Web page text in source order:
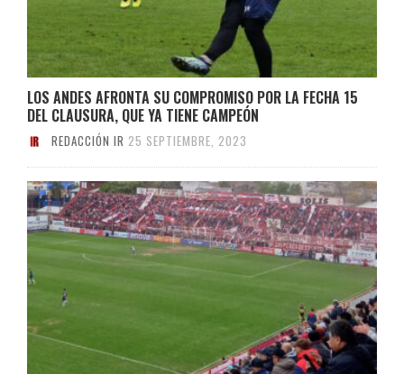
LOS ANDES AFRONTA SU COMPROMISO POR LA FECHA 15
DEL CLAUSURA, QUE YA TIENE CAMPEÓN
REDACCIÓN IR 25 SEPTIEMBRE, 2023